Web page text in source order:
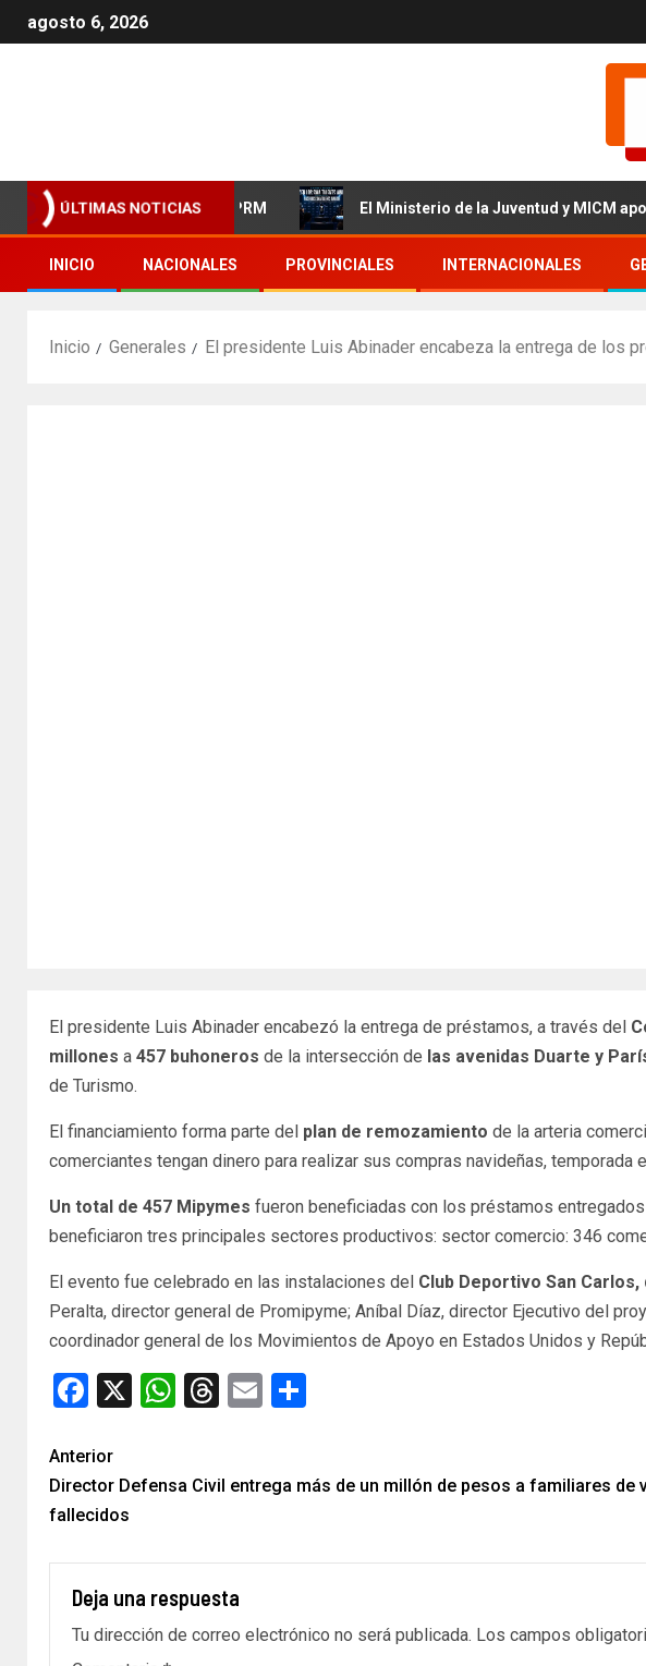
agosto 6, 2026
ÚLTIMAS NOTICIAS
el proceso interno del PRM El Ministerio de la Juventud y MICM apoyan
INICIO NACIONALES PROVINCIALES INTERNACIONALES
Inicio Generales El presidente Luis Abinader encabeza la entrega de los
El presidente Luis Abinader encabezó la entrega de préstamos, a través del
millones a 457 buhoneros de la intersección de las avenidas Duarte y
de Turismo.
El financiamiento forma parte del plan de remozamiento de la arteria
comerciantes tengan dinero para realizar sus compras navideñas, temporada
Un total de 457 Mipymes fueron beneficiadas con los préstamos
beneficiaron tres principales sectores productivos: sector comercio: 346
El evento fue celebrado en las instalaciones del Club Deportivo San
Peralta, director general de Promipyme; Aníbal Díaz, director Ejecutivo del
coordinador general de los Movimientos de Apoyo en Estados Unidos y
Facebook
X WhatsApp
Threads
Email
Anterior
Director Defensa Civil entrega más de un millón de pesos a familiares de
fallecidos
Deja una respuesta
Tu dirección de correo electrónico no será publicada. Los campos